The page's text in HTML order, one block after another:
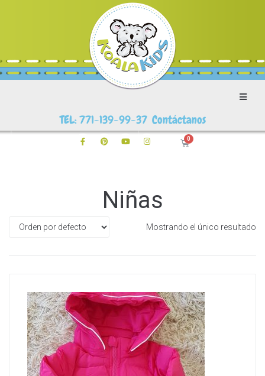
TEL: 771-139-99-37 Contáctanos
Niñas
Mostrando el único resultado